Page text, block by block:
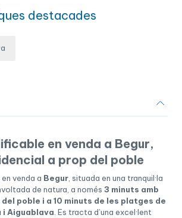
destacades
en venda a Begur,
a prop del poble
venda a Begur , situada en una tranquil·la
de natura, a només 3 minuts amb
poble i a 10 minuts de les platges de
i Aiguablava . Es tracta d’una excel·lent